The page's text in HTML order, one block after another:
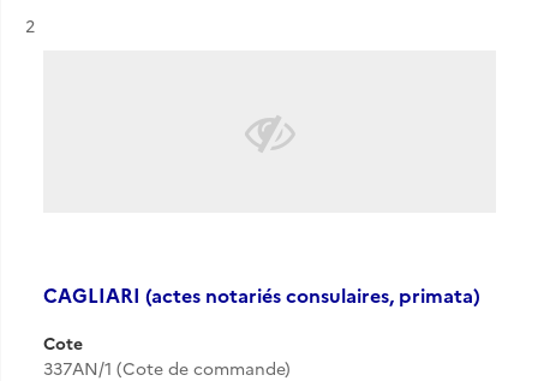
Résultat n°
2
CAGLIARI (actes notariés consulaires, primata)
Cote
337AN/1 (Cote de commande)